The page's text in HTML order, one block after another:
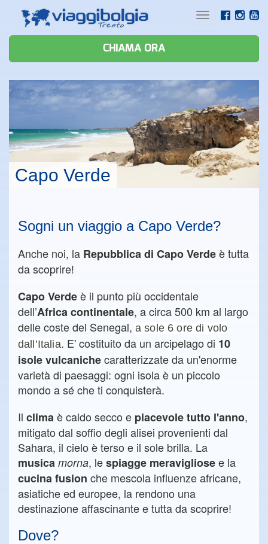
Toggle
CHIAMA ORA
Capo Verde
Sogni un viaggio a Capo Verde?
Anche noi, la Repubblica di Capo Verdeè tutta
da scoprire!
Capo Verdeè il punto più occidentale
dell’Africa continentale, a circa 500 km al largo
delle coste del Senegal, a sole 6 ore di volo
dall’Italia. E' costituito da un arcipelago di 10
isole vulcanichecaratterizzate da un'enorme
varietà di paesaggi: ogni isola è un piccolo
mondo a sé che ti conquisterà.
Il climaè caldo secco e piacevole tutto l'anno,
mitigato dal soffio degli alisei provenienti dal
Sahara, il cielo è terso e il sole brilla. La
musica morna, lespiagge meravigliosee la
cucina fusion che mescola influenze africane,
asiatiche ed europee, la rendono una
destinazione affascinante e tutta da scoprire!
Dove?